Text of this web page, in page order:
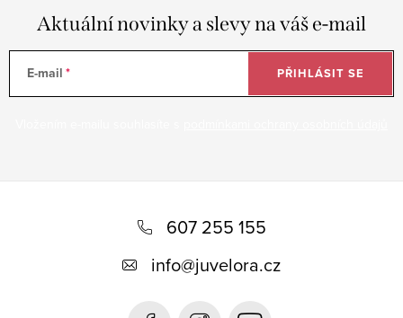
Aktuální novinky a slevy na váš e-mail
E-mail PŘIHLÁSIT SE
607 255 155
info@juvelora.cz